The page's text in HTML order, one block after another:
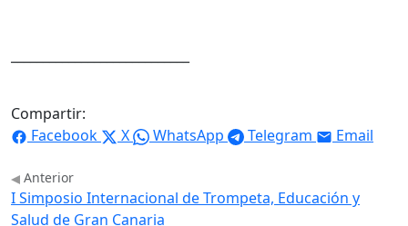
Compartir:
Facebook
X WhatsApp Telegram Email
Anterior
I Simposio Internacional de Trompeta, Educación y
Salud de Gran Canaria